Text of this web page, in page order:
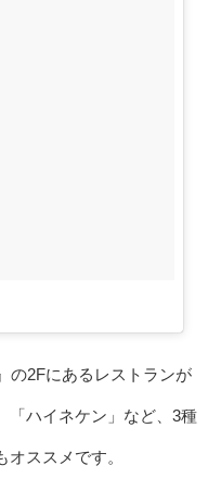
の2Fにあるレストランが
「ハイネケン」など、3種
ススメです。